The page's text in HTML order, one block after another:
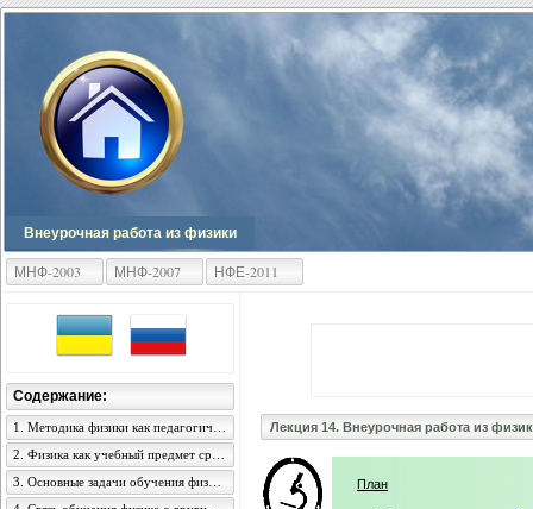
Внеурочная работа из физики
МНФ-2003 МНФ-2007 НФЕ-2011
Лекция 14. Внеурочная работа из
План
Содержание: